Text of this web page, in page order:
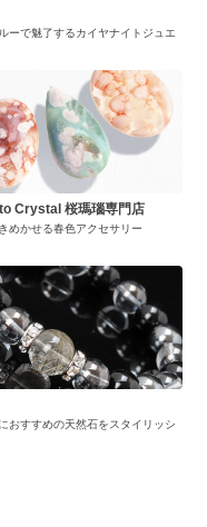
ーで魅了するカイヤナイトジュエ
Crystal 桜瑪瑙専門店
めかせる春色アクセサリー
おすすめの天然石をスタイリッシ